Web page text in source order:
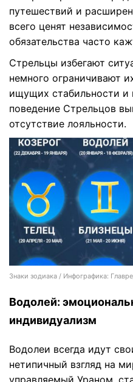
путешествий и
всего ценят
обязательства часто
Стрельцы избегают
немного ограничивают
ищущих стабильности и
поведение Стрельцов
отсутствие лояльности.
Знаки зодиака / Инфографика:
Водолей:
индивидуализм
Водолеи всегда идут
нетипичный взгляд на
управляемый Ураном,